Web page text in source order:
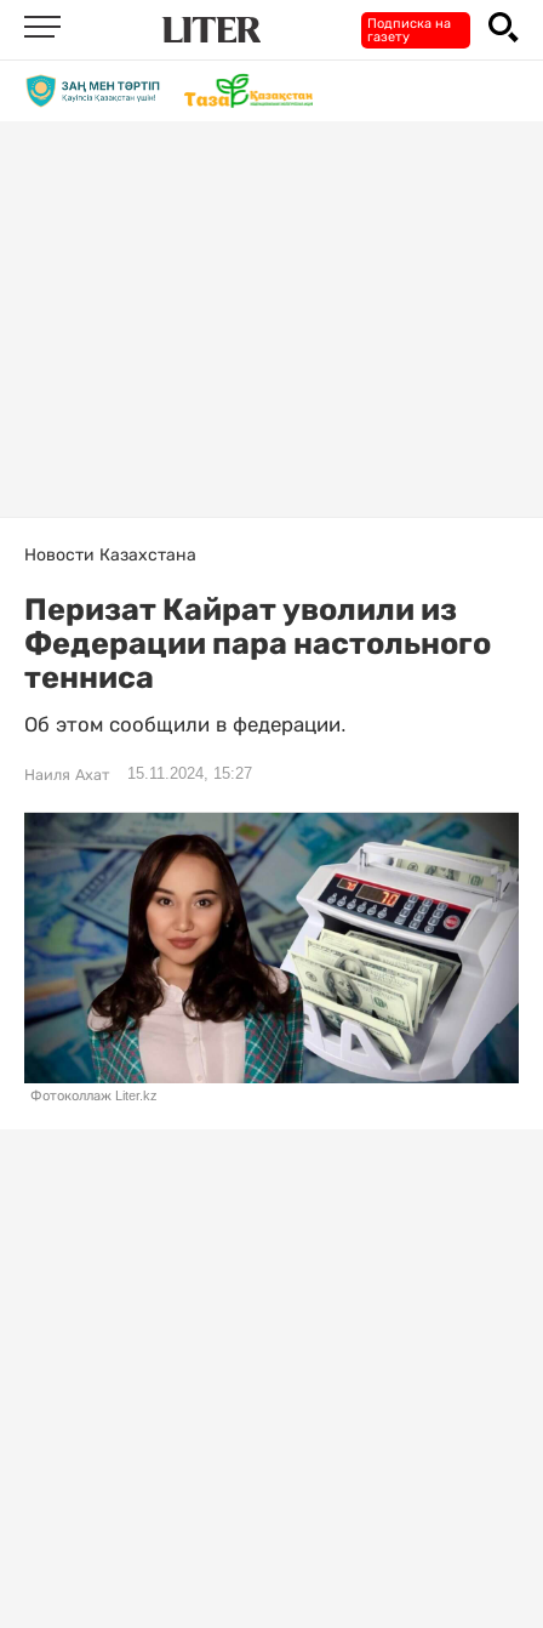
Подписка на
газету
Новости Казахстана
Перизат Кайрат уволили из
Федерации пара настольного
тенниса
Об этом сообщили в федерации.
Наиля Ахат 15.11.2024, 15:27
Фотоколлаж Liter.kz